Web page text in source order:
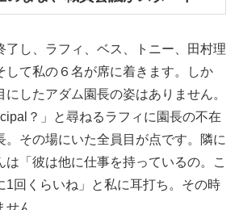
し、ラフィ、ベス、トニー、田村理
して私の６名が席に着きます。しか
にしたアダム園長の姿はありません。
？」と尋ねるラフィに園長の不在
。その場にいた全員目が点です。隣に
は「彼は他に仕事を持っているの。こ
1回くらいね」と私に耳打ち。その時
ん。